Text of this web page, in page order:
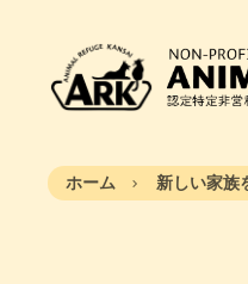
ホーム 新しい家族